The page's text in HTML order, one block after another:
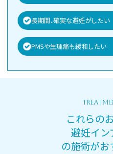
長期間、確実な避妊がしたい
PMSや生理痛も緩和したい
これらの
避妊イン
の施術が